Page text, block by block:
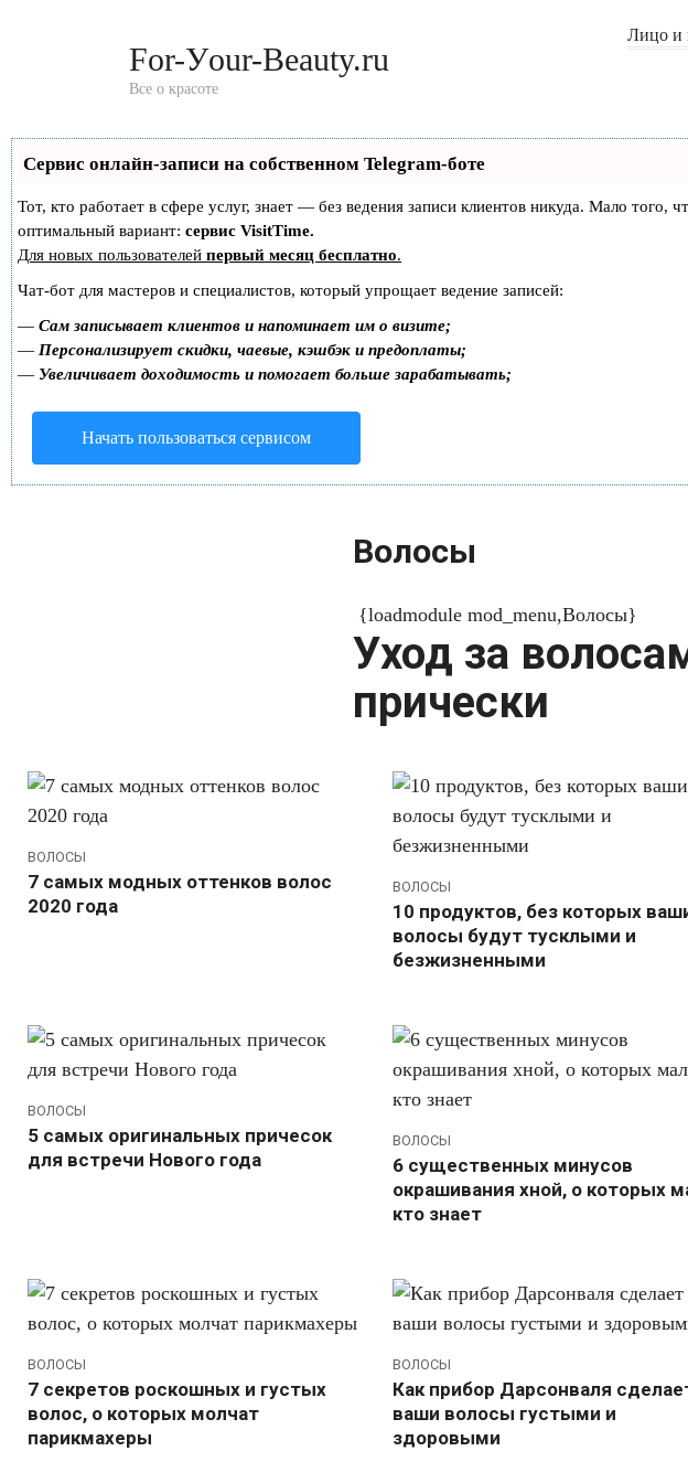
For-Уour-Beauty.ru
Все о красоте
Лицо и
Сервис онлайн-записи на собственном Telegram-боте
Тот, кто работает в сфере услуг, знает — без ведения записи клиентов никуда. Мало
оптимальный вариант: сервис VisitTime.
Для новых пользователей первый месяц бесплатно.
Чат-бот для мастеров и специалистов, который упрощает ведение записей:
— Сам записывает клиентов и напоминает им о визите;
— Персонализирует скидки, чаевые, кэшбэк и предоплаты;
— Увеличивает доходимость и помогает больше зарабатывать;
Начать пользоваться сервисом
Волосы
{loadmodule mod_menu,Волосы}
Уход за
прически
ВОЛОСЫ
7 самых модных оттенков волос
2020 года
ВОЛОСЫ
10 продуктов, без которых
волосы будут тусклыми и
безжизненными
ВОЛОСЫ
5 самых оригинальных причесок
для встречи Нового года
ВОЛОСЫ
6 существенных минусов
окрашивания хной, о которых
кто знает
ВОЛОСЫ
7 секретов роскошных и густых
волос, о которых молчат
парикмахеры
ВОЛОСЫ
Как прибор Дарсонваля
ваши волосы густыми и
здоровыми